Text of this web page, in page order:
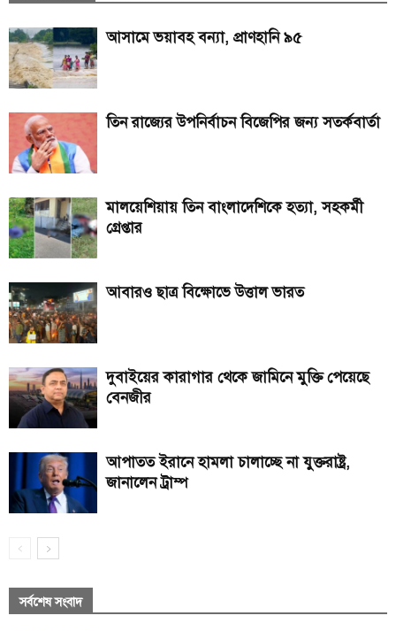
আসামে ভয়াবহ বন্যা, প্রাণহানি ৯৫
তিন রাজ্যের উপনির্বাচন বিজেপির জন্য সতর্কবার্তা
মালয়েশিয়ায় তিন বাংলাদেশিকে হত্যা, সহকর্মী
গ্রেপ্তার
আবারও ছাত্র বিক্ষোভে উত্তাল ভারত
দুবাইয়ের কারাগার থেকে জামিনে মুক্তি পেয়েছে
বেনজীর
আপাতত ইরানে হামলা চালাচ্ছে না যুক্তরাষ্ট্র,
জানালেন ট্রাম্প
সর্বশেষ সংবাদ